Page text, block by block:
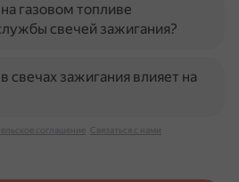
газовом топливе
свечей зажигания?
свечах зажигания влияет на
соглашение Связаться с нами